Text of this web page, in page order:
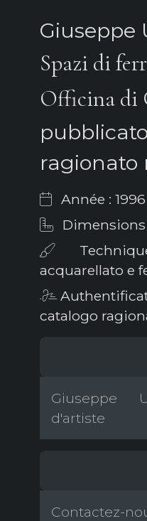
Giuseppe
Spazi di
Officina di
ragionato
Année : 1996
acquarellato e
catalogo
Giuseppe
d'artiste